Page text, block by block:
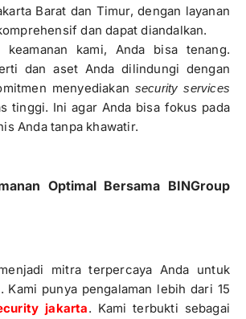
Barat dan Timur, dengan layanan
dan dapat diandalkan.
keamanan kami, Anda bisa tenang.
dan aset Anda dilindungi dengan
menyediakan security services
tinggi. Ini agar Anda bisa fokus pada
Anda tanpa khawatir.
Optimal Bersama BINGroup
mitra terpercaya Anda untuk
Kami punya pengalaman lebih dari 15
jakarta. Kami terbukti sebagai